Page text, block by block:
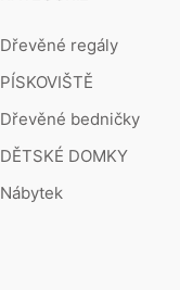
Dřevěné regály
PÍSKOVIŠTĚ
Dřevěné bedničky
DĚTSKÉ DOMKY
Nábytek